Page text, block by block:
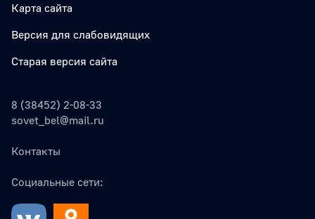
Карта сайта
Версия для слабовидящих
Старая версия сайта
8 (38452) 2-08-33
sovet_bel@mail.ru
Контакты
Социальные сети: